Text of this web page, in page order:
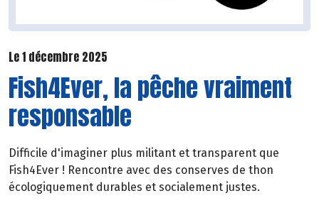
Le 1 décembre 2025
Fish4Ever, la pêche vraiment
responsable
Difficile d'imaginer plus militant et transparent que
Fish4Ever ! Rencontre avec des conserves de thon
écologiquement durables et socialement justes.